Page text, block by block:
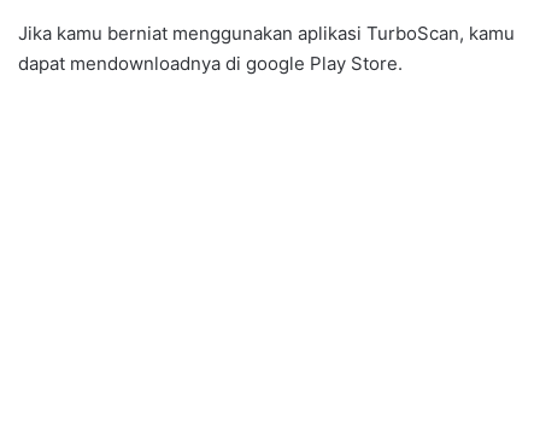
Jika kamu berniat menggunakan aplikasi TurboScan, kamu
dapat mendownloadnya di google Play Store.